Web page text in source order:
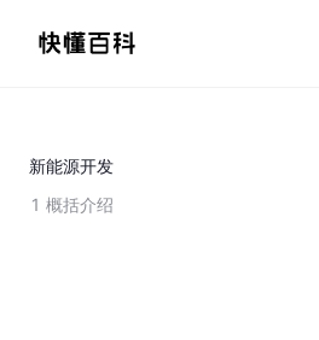
新能源开发
1 概括介绍